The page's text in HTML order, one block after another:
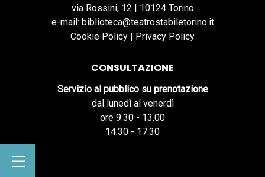
via Rossini, 12 | 10124 Torino
e-mail: biblioteca@teatrostabiletorino.it
Cookie Policy | Privacy Policy
CONSULTAZIONE
Servizio al pubblico su prenotazione
dal lunedì al venerdì
ore 9.30 - 13.00
14.30 - 17.30